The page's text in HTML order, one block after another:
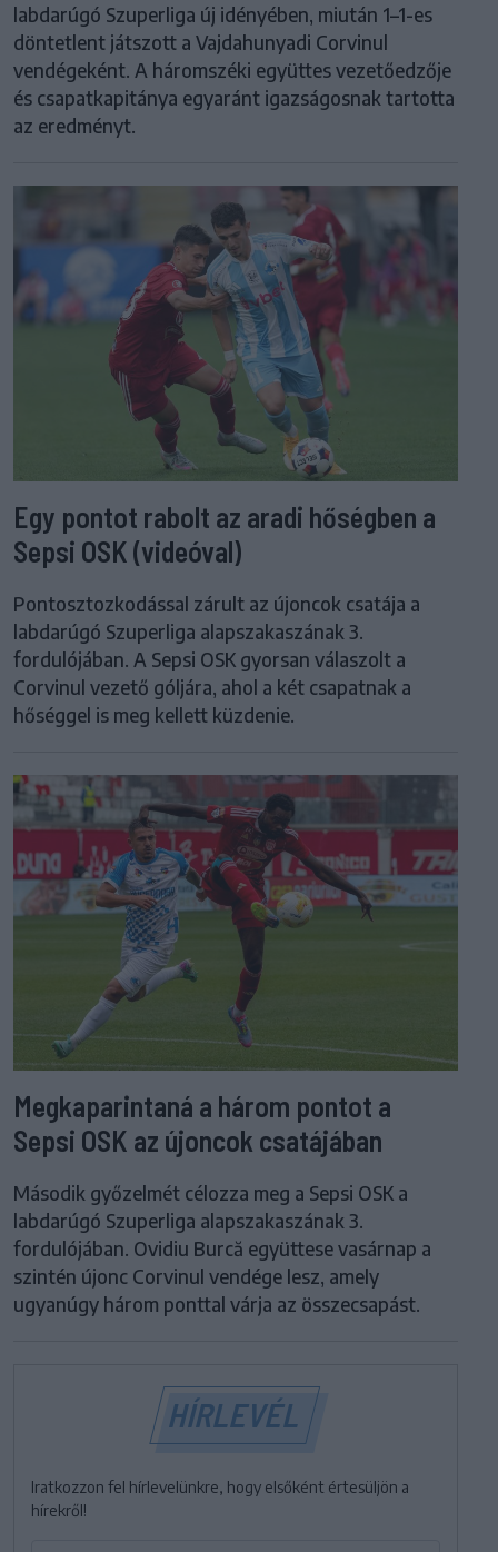
labdarúgó Szuperliga új idényében, miután 1–1-es
döntetlent játszott a Vajdahunyadi Corvinul
vendégeként. A háromszéki együttes vezetőedzője
és csapatkapitánya egyaránt igazságosnak tartotta
az eredményt.
Egy pontot rabolt az aradi hőségben a
Sepsi OSK (videóval)
Pontosztozkodással zárult az újoncok csatája a
labdarúgó Szuperliga alapszakaszának 3.
fordulójában. A Sepsi OSK gyorsan válaszolt a
Corvinul vezető góljára, ahol a két csapatnak a
hőséggel is meg kellett küzdenie.
Megkaparintaná a három pontot a
Sepsi OSK az újoncok csatájában
Második győzelmét célozza meg a Sepsi OSK a
labdarúgó Szuperliga alapszakaszának 3.
fordulójában. Ovidiu Burcă együttese vasárnap a
szintén újonc Corvinul vendége lesz, amely
ugyanúgy három ponttal várja az összecsapást.
HÍRLEVÉL
Iratkozzon fel hírlevelünkre, hogy elsőként értesüljön a
hírekről!